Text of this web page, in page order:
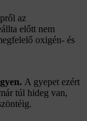
az
előtt nem
oxigén- és
A gyepet ezért
túl hideg van,